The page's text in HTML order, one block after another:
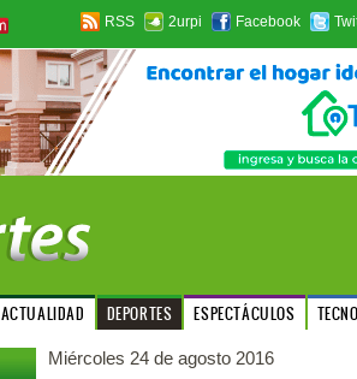
RSS 2urpi Facebook
ACTUALIDAD DEPORTES ESPECTÁCULOS
Miércoles 24 de agosto 2016